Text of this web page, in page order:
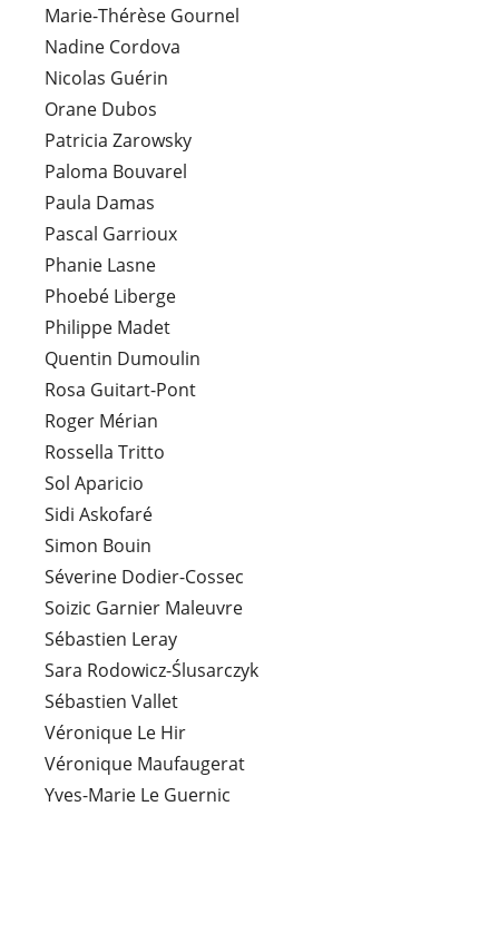
Marie-Thérèse Gournel
Nadine Cordova
Nicolas Guérin
Orane Dubos
Patricia Zarowsky
Paloma Bouvarel
Paula Damas
Pascal Garrioux
Phanie Lasne
Phoebé Liberge
Philippe Madet
Quentin Dumoulin
Rosa Guitart-Pont
Roger Mérian
Rossella Tritto
Sol Aparicio
Sidi Askofaré
Simon Bouin
Séverine Dodier-Cossec
Soizic Garnier Maleuvre
Sébastien Leray
Sara Rodowicz-Ślusarczyk
Sébastien Vallet
Véronique Le Hir
Véronique Maufaugerat
Yves-Marie Le Guernic